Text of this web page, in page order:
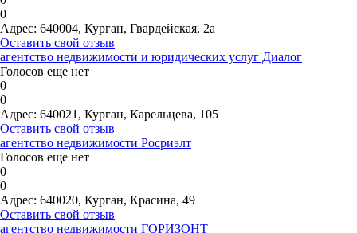
0
Адрес: 640004, Курган, Гвардейская, 2а
Оставить свой отзыв
агентство недвижимости и юридических услуг Диалог
Голосов еще нет
0
0
Адрес: 640021, Курган, Карельцева, 105
Оставить свой отзыв
агентство недвижимости Росриэлт
Голосов еще нет
0
0
Адрес: 640020, Курган, Красина, 49
Оставить свой отзыв
агентство недвижимости ГОРИЗОНТ